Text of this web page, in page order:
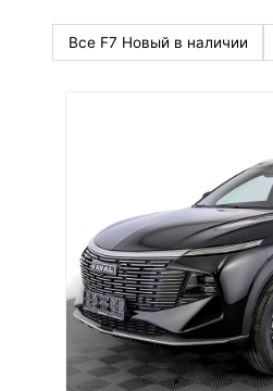
Все F7 Новый в наличии